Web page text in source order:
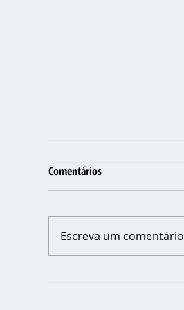
Comentários
Escreva um comentário